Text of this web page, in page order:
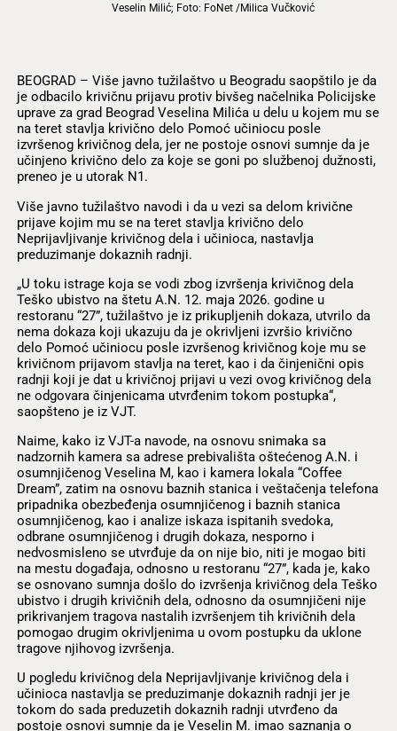
Veselin Milić; Foto: FoNet /Milica Vučković
BEOGRAD – Više javno tužilaštvo u Beogradu saopštilo je da
je odbacilo krivičnu prijavu protiv bivšeg načelnika Policijske
uprave za grad Beograd Veselina Milića u delu u kojem mu se
na teret stavlja krivično delo Pomoć učiniocu posle
izvršenog krivičnog dela, jer ne postoje osnovi sumnje da je
učinjeno krivično delo za koje se goni po službenoj dužnosti,
preneo je u utorak N1.
Više javno tužilaštvo navodi i da u vezi sa delom krivične
prijave kojim mu se na teret stavlja krivično delo
Neprijavljivanje krivičnog dela i učinioca, nastavlja
preduzimanje dokaznih radnji.
„U toku istrage koja se vodi zbog izvršenja krivičnog dela
Teško ubistvo na štetu A.N. 12. maja 2026. godine u
restoranu “27”, tužilaštvo je iz prikupljenih dokaza, utvrilo da
nema dokaza koji ukazuju da je okrivljeni izvršio krivično
delo Pomoć učiniocu posle izvršenog krivičnog koje mu se
krivičnom prijavom stavlja na teret, kao i da činjenični opis
radnji koji je dat u krivičnoj prijavi u vezi ovog krivičnog dela
ne odgovara činjenicama utvrđenim tokom postupka“,
saopšteno je iz VJT.
Naime, kako iz VJT-a navode, na osnovu snimaka sa
nadzornih kamera sa adrese prebivališta oštećenog A.N. i
osumnjičenog Veselina M, kao i kamera lokala “Coffee
Dream”, zatim na osnovu baznih stanica i veštačenja telefona
pripadnika obezbeđenja osumnjičenog i baznih stanica
osumnjičenog, kao i analize iskaza ispitanih svedoka,
odbrane osumnjičenog i drugih dokaza, nesporno i
nedvosmisleno se utvrđuje da on nije bio, niti je mogao biti
na mestu događaja, odnosno u restoranu “27”, kada je, kako
se osnovano sumnja došlo do izvršenja krivičnog dela Teško
ubistvo i drugih krivičnih dela, odnosno da osumnjičeni nije
prikrivanjem tragova nastalih izvršenjem tih krivičnih dela
pomogao drugim okrivljenima u ovom postupku da uklone
tragove njihovog izvršenja.
U pogledu krivičnog dela Neprijavljivanje krivičnog dela i
učinioca nastavlja se preduzimanje dokaznih radnji jer je
tokom do sada preduzetih dokaznih radnji utvrđeno da
postoje osnovi sumnje da je Veselin M. imao saznanja o